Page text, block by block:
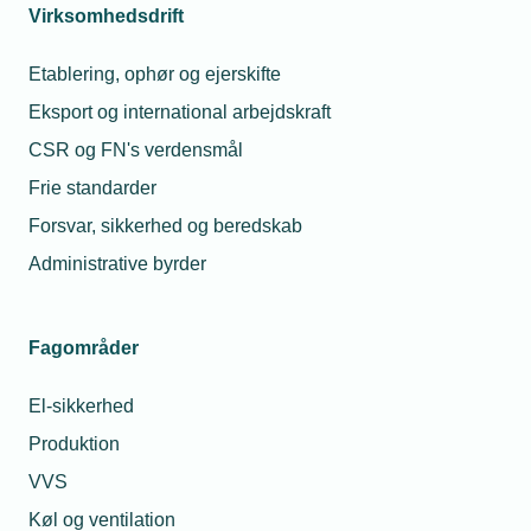
Virksomhedsdrift
Etablering, ophør og ejerskifte
Eksport og international arbejdskraft
CSR og FN's verdensmål
Frie standarder
Forsvar, sikkerhed og beredskab
Administrative byrder
Fagområder
El-sikkerhed
Produktion
VVS
Køl og ventilation